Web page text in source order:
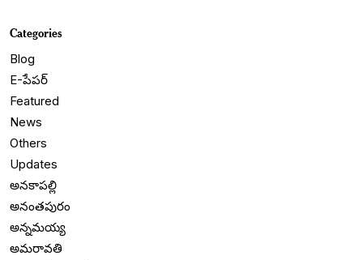
Categories
Blog
E-పేపర్
Featured
News
Others
Updates
అనకాపల్లి
అనంతపురం
అన్నమయ్య
అమరావతి